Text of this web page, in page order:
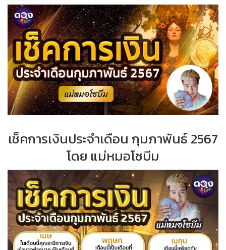
เช็คการเงินประจำเดือน กุมภาพันธ์ 2567
โดย แม่หมอโซบีม